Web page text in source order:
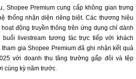
Shopee Premium cung cấp không gian trưng
thống nhận diện riêng biệt. Các thương hiệu
động truyền thông trên ứng dụng chỉ dành
buổi livestream tương tác trực tiếp với khách
gia Shopee Premium đã ghi nhận kết quả
với doanh thu tăng trưởng gấp đôi và tệp
cùng kỳ năm trước.